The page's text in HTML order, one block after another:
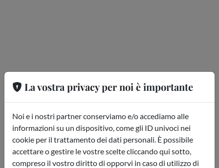
Meteo Aquardens
Aperture
Orari di Apertura delle Terme
di Verona
Le Terme di Verona sono aperte tutti i giorni per
offrirti un'esperienza di benessere unica. Scopri gli
orari di apertura di Aquardens 2024
La vostra privacy per noi è importante
Noi e i nostri partner conserviamo e/o accediamo alle
informazioni su un dispositivo, come gli ID univoci nei
cookie per il trattamento dei dati personali. È possibile
accettare o gestire le vostre scelte cliccando qui sotto,
compreso il vostro diritto di opporvi in caso di utilizzo di